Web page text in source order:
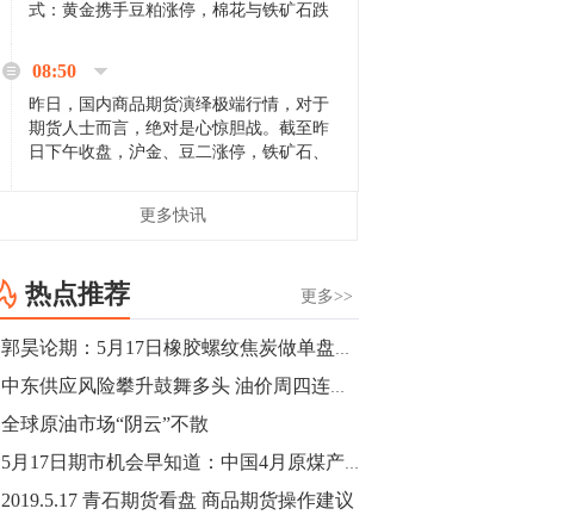
式：黄金携手豆粕涨停，棉花与铁矿石跌
场来看，汇率波动...
08:50
昨日，国内商品期货演绎极端行情，对于
期货人士而言，绝对是心惊胆战。截至昨
日下午收盘，沪金、豆二涨停，铁矿石、
[imgnobrwh] src=...
跌幅达6%，报689.5元/吨，刷新近两个月
低位。
14:20
方正有色研究团队：高度重视贵金属的阶
更多快讯
更多>>
热点推荐
郭昊论期：5月17日橡胶螺纹焦炭做单盘前观点
中东供应风险攀升鼓舞多头 油价周四连涨三日
全球原油市场“阴云”不散
5月17日期市机会早知道：中国4月原煤产量同比增长0.1%
2019.5.17 青石期货看盘 商品期货操作建议